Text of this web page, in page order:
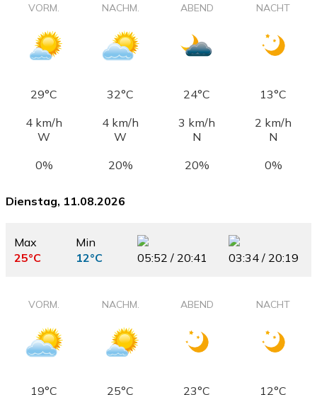
VORM. NACHM. ABEND NACHT
29°C 32°C 24°C
13°C
4 km/h
W
4 km/h
W
3 km/h
N
2 km/h
N
0%
20% 20% 0%
Dienstag, 11.08.2026
Max
25°C
Min
12°C
05:52 / 20:41 03:34 / 20:19
VORM. NACHM. ABEND NACHT
19°C 25°C 23°C 12°C